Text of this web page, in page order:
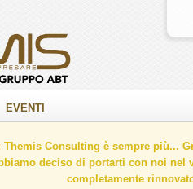
EVENTI
Themis Consulting è sempre più...
deciso di portarti con noi nel
completamente